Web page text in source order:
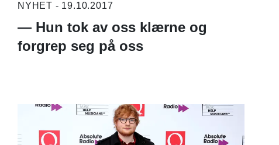
NYHET - 19.10.2017
— Hun tok av oss klærne og
forgrep seg på oss